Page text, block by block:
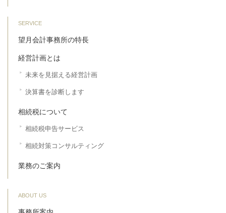
SERVICE
望月会計事務所の特長
経営計画とは
未来を見据える経営計画
決算書を診断します
相続税について
相続税申告サービス
相続対策コンサルティング
業務のご案内
ABOUT US